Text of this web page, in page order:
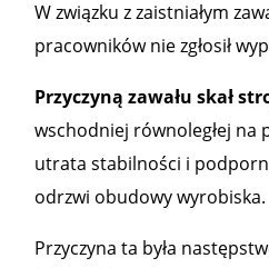
W związku z zaistniałym
pracowników nie zgłosił
Przyczyną zawału skał
wschodniej równoległej na
utrata stabilności i
odrzwi obudowy wyrobiska.
Przyczyna ta była